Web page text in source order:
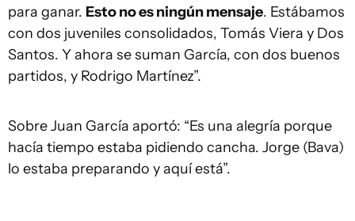
para ganar. Esto no es ningún mensaje. Estábamos
con dos juveniles consolidados, Tomás Viera y Dos
Santos. Y ahora se suman García, con dos buenos
partidos, y Rodrigo Martínez”.
Sobre Juan García aportó: “Es una alegría porque
hacía tiempo estaba pidiendo cancha. Jorge (Bava)
lo estaba preparando y aquí está”.